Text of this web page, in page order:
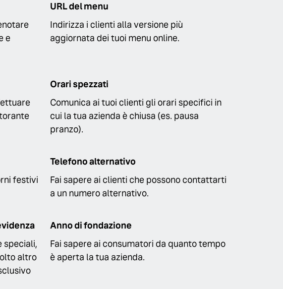
e
URL del menu
Indirizza i clienti alla versione più
aggiornata dei tuoi menu online.
Orari spezzati
Comunica ai tuoi clienti gli orari specifici in
cui la tua azienda è chiusa (es. pausa
pranzo).
festivi
Telefono alternativo
Fai sapere ai clienti che possono contattarti
a un numero alternativo.
speciali,
altro
Anno di fondazione
Fai sapere ai consumatori da quanto tempo
è aperta la tua azienda.